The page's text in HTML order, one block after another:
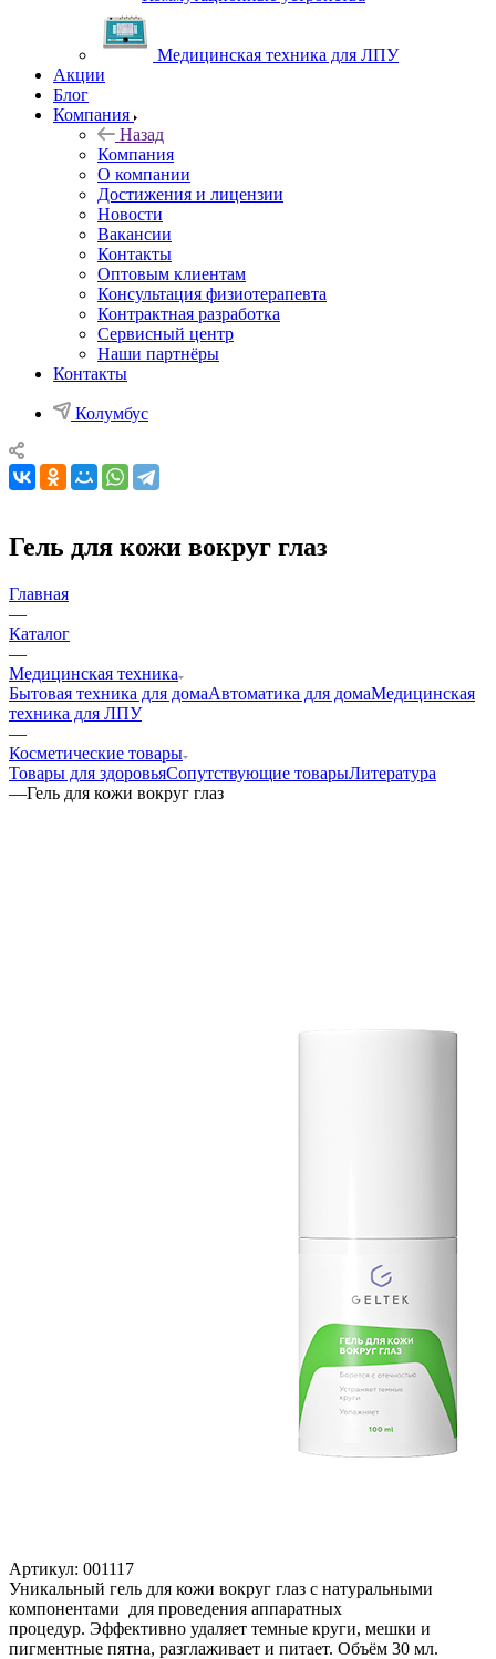
Медицинская техника для ЛПУ
Акции
Блог
Компания
Назад
Компания
О компании
Достижения и лицензии
Новости
Вакансии
Контакты
Оптовым клиентам
Консультация физиотерапевта
Контрактная разработка
Сервисный центр
Наши партнёры
Контакты
Колумбус
Гель для кожи вокруг глаз
Главная
—
Каталог
—
Медицинская техника
Бытовая техника для домаАвтоматика для домаМедицинская
техника для ЛПУ
—
Косметические товары
Товары для здоровьяСопутствующие товарыЛитература
—Гель для кожи вокруг глаз
Артикул: 001117
Уникальный гель для кожи вокруг глаз с натуральными
компонентами для проведения аппаратных
процедур. Эффективно удаляет темные круги, мешки и
пигментные пятна, разглаживает и питает. Объём 30 мл.